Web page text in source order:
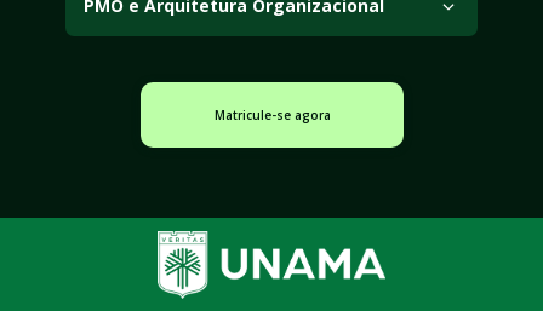
organizacionais e direcionar ações de longo prazo.
PMO e Arquitetura Organizacional
estrutura organizacional no apoio à governança e à
gestão de projetos.Matricule-se agora